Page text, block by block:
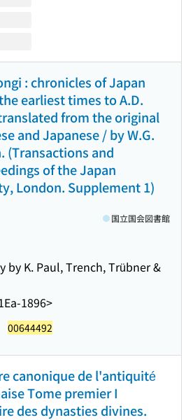
: chronicles of Japan
earliest times to A.D.
from the original
and Japanese / by W.G.
(Transactions and
of the Japan
London. Supplement 1)
by K. Paul, Trench, Trübner &
1896>
国立国会図書館
00644492
canonique de l'antiquité
Tome premier I
des dynasties divines.